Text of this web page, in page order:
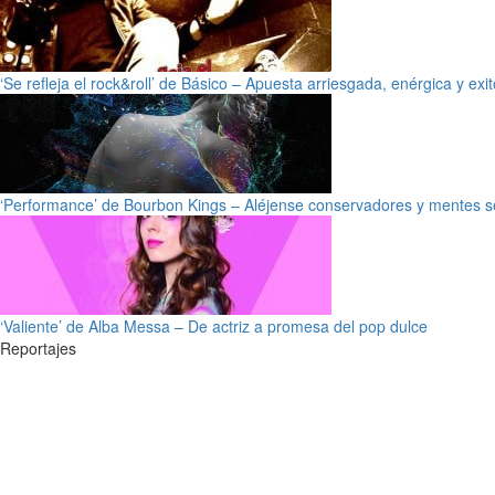
‘Se refleja el rock&roll’ de Básico – Apuesta arriesgada, enérgica y
‘Performance’ de Bourbon Kings – Aléjense conservadores y mentes
‘Valiente’ de Alba Messa – De actriz a promesa del pop dulce
Reportajes